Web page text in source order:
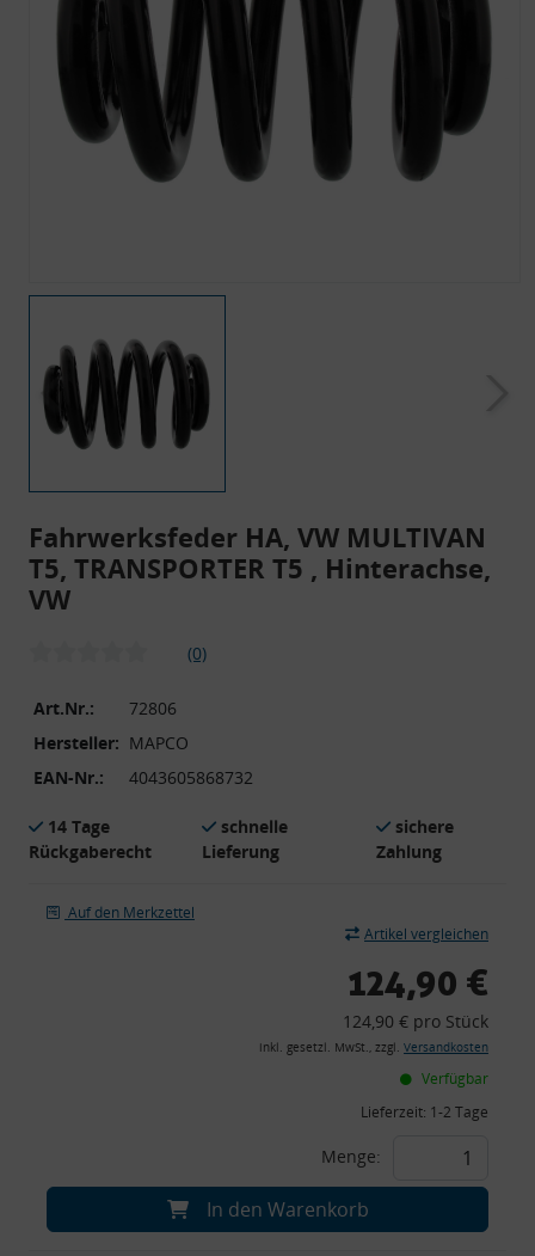
Fahrwerksfeder HA, VW MULTIVAN
T5, TRANSPORTER T5 , Hinterachse,
VW
(0)
Art.Nr.:
72806
Hersteller: MAPCO
EAN-Nr.:
4043605868732
14 Tage
Rückgaberecht
schnelle
Lieferung
sichere
Zahlung
Auf den Merkzettel
Artikel vergleichen
124,90 €
124,90 € pro Stück
inkl. gesetzl. MwSt., zzgl. Versandkosten
Verfügbar
Lieferzeit: 1-2 Tage
Menge:
In den Warenkorb